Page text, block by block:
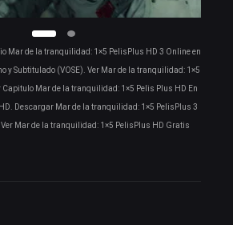
Mar de la tranquilidad: 1×5 PelisPlus HD 3 Online en
y Subtitulado (VOSE). Ver Mar de la tranquilidad: 1×5
Mar de la tranquilidad: 1×5 Pelis Plus HD En
Descargar Mar de la tranquilidad: 1×5 PelisPlus 3
Mar de la tranquilidad: 1×5 PelisPlus HD Gratis